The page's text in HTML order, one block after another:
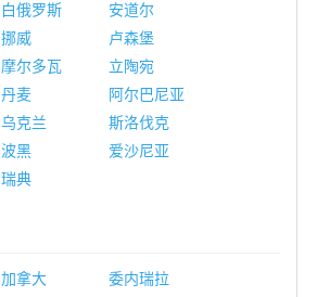
白俄罗斯
安道尔
挪威
卢森堡
摩尔多瓦
立陶宛
丹麦
阿尔巴尼亚
乌克兰
斯洛伐克
波黑
爱沙尼亚
瑞典
加拿大
委内瑞拉